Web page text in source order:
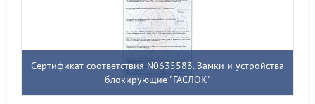
Сертификат соответствия N0635583. Замки и устройства
блокирующие "ГАСЛОК"